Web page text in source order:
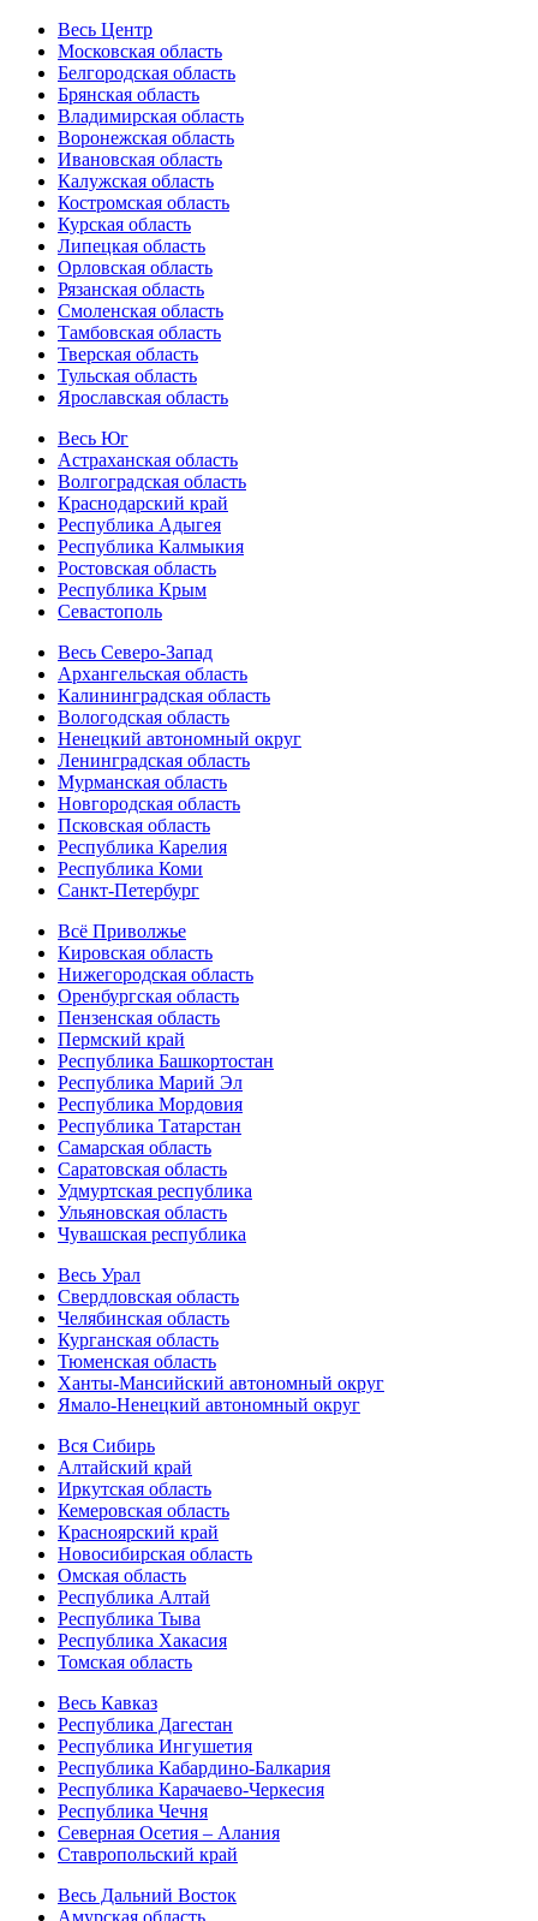
Весь Центр
Московская область
Белгородская область
Брянская область
Владимирская область
Воронежская область
Ивановская область
Калужская область
Костромская область
Курская область
Липецкая область
Орловская область
Рязанская область
Смоленская область
Тамбовская область
Тверская область
Тульская область
Ярославская область
Весь Юг
Астраханская область
Волгоградская область
Краснодарский край
Республика Адыгея
Республика Калмыкия
Ростовская область
Республика Крым
Севастополь
Весь Северо-Запад
Архангельская область
Калининградская область
Вологодская область
Ненецкий автономный округ
Ленинградская область
Мурманская область
Новгородская область
Псковская область
Республика Карелия
Республика Коми
Санкт-Петербург
Всё Приволжье
Кировская область
Нижегородская область
Оренбургская область
Пензенская область
Пермский край
Республика Башкортостан
Республика Марий Эл
Республика Мордовия
Республика Татарстан
Самарская область
Саратовская область
Удмуртская республика
Ульяновская область
Чувашская республика
Весь Урал
Свердловская область
Челябинская область
Курганская область
Тюменская область
Ханты-Мансийский автономный округ
Ямало-Ненецкий автономный округ
Вся Сибирь
Алтайский край
Иркутская область
Кемеровская область
Красноярский край
Новосибирская область
Омская область
Республика Алтай
Республика Тыва
Республика Хакасия
Томская область
Весь Кавказ
Республика Дагестан
Республика Ингушетия
Республика Кабардино-Балкария
Республика Карачаево-Черкесия
Республика Чечня
Северная Осетия – Алания
Ставропольский край
Весь Дальний Восток
Амурская область